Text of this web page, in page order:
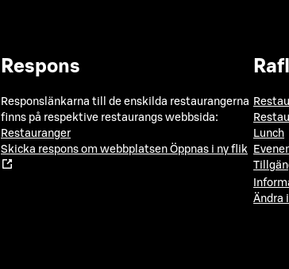
Respons
Responslänkarna till de enskilda restaurangerna
finns på respektive restaurangs webbsida:
Restauranger
Skicka respons om webbplatsen Öppnas i ny flik
Lunch
Ändra